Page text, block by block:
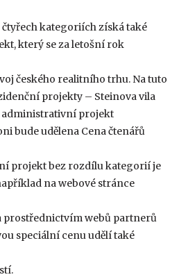
kategoriích získá také
který se za letošní rok
českého realitního trhu. Na tuto
projekty – Steinova vila
administrativní projekt
bude udělena Cena čtenářů
projekt bez rozdílu kategorií je
na webové stránce
prostřednictvím webů partnerů
speciální cenu udělí také